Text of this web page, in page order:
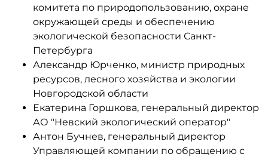
комитета по природопользованию, охране
окружающей среды и обеспечению
экологической безопасности Санкт-
Петербурга
Александр Юрченко, министр природных
ресурсов, лесного хозяйства и экологии
Новгородской области
Екатерина Горшкова, генеральный директор
АО "Невский экологический оператор"
Антон Бучнев, генеральный директор
Управляющей компании по обращению с